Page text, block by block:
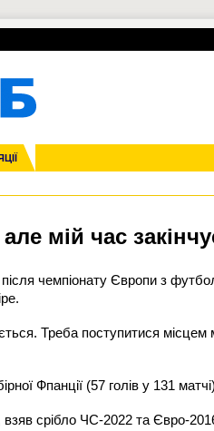
Молодіжка
21)
мій час
чемпіонату Європи з
Треба поступитися
Фпанції (57 голів у 131
взяв срібло ЧС-2022 та Євро-